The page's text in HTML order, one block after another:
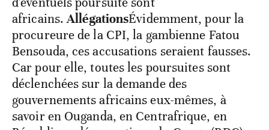
africains.AllégationsÉvidemment, pour la
procureure de la CPI, la gambienne Fatou
Bensouda, ces accusations seraient fausses.
Car pour elle, toutes les poursuites sont
déclenchées sur la demande des
gouvernements africains eux-mêmes, à
savoir en Ouganda, en Centrafrique, en